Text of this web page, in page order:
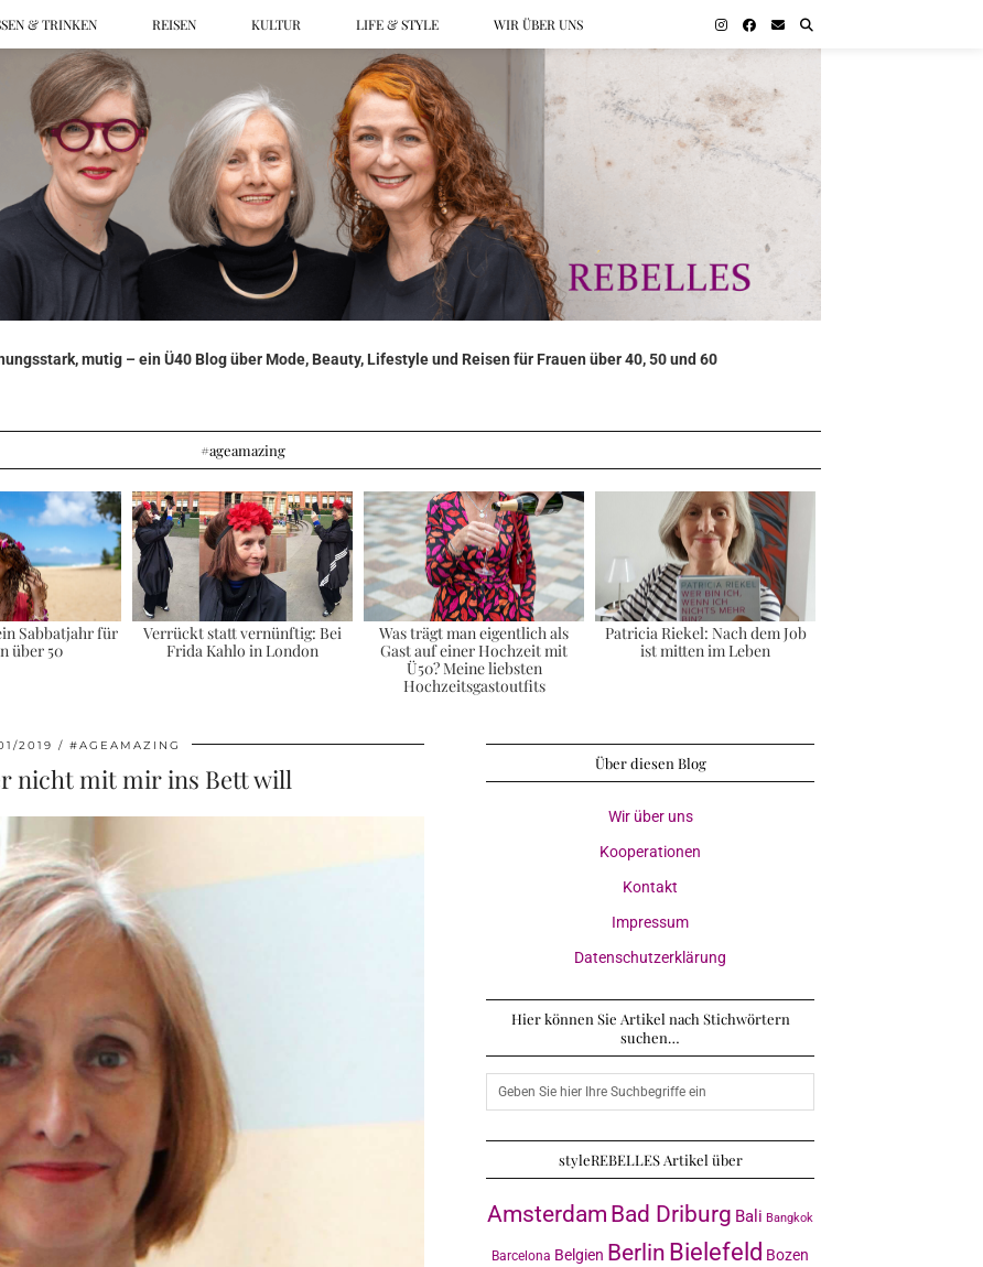
& TRINKEN REISEN KULTUR LIFE & STYLE WIR ÜBER UNS
mutig – ein Ü40 Blog über Mode, Beauty, Lifestyle und Reisen für Frauen über 40, 50 und 60
#ageamazing
Sabbatjahr für
über 50
Verrückt statt vernünftig: Bei
Frida Kahlo in London
Was trägt man eigentlich als
Gast auf einer Hochzeit mit
Ü50? Meine liebsten
Hochzeitsgastoutfits
Patricia Riekel: Nach dem Job
ist mitten im Leben
2019 #AGEAMAZING
nicht mit mir ins Bett will Über diesen Blog
Wir über uns
Kooperationen
Kontakt
Impressum
Datenschutzerklärung
Hier können Sie Artikel nach Stichwörtern
suchen…
styleREBELLES Artikel über
Amsterdam Bad Driburg Bali Bangkok
Barcelona Belgien Berlin Bielefeld Bozen